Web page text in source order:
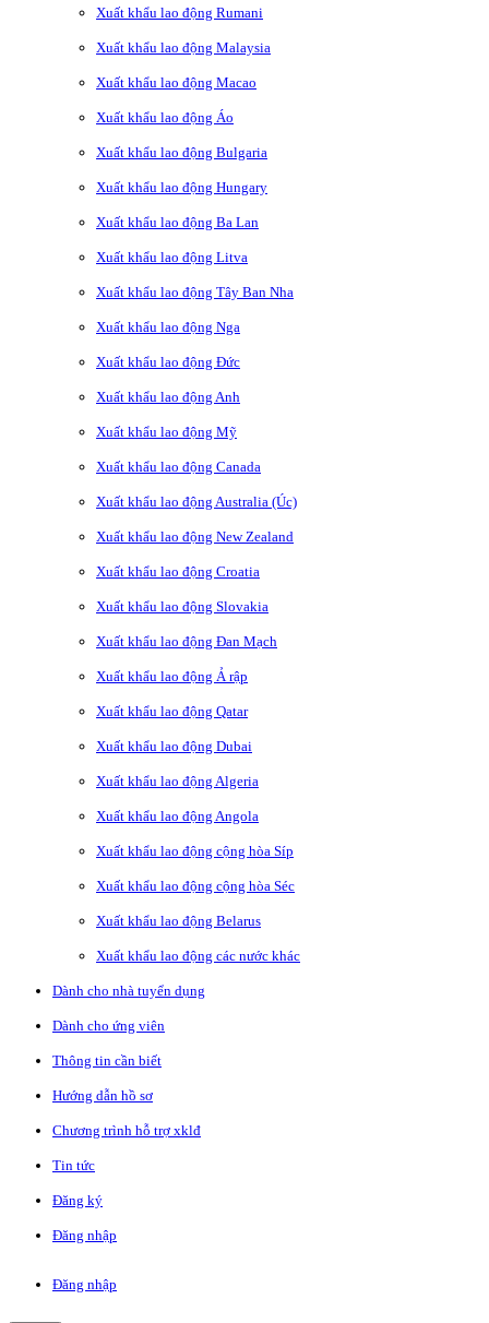
Xuất khẩu lao động Rumani
Xuất khẩu lao động Malaysia
Xuất khẩu lao động Macao
Xuất khẩu lao động Áo
Xuất khẩu lao động Bulgaria
Xuất khẩu lao động Hungary
Xuất khẩu lao động Ba Lan
Xuất khẩu lao động Litva
Xuất khẩu lao động Tây Ban Nha
Xuất khẩu lao động Nga
Xuất khẩu lao động Đức
Xuất khẩu lao động Anh
Xuất khẩu lao động Mỹ
Xuất khẩu lao động Canada
Xuất khẩu lao động Australia (Úc)
Xuất khẩu lao động New Zealand
Xuất khẩu lao động Croatia
Xuất khẩu lao động Slovakia
Xuất khẩu lao động Đan Mạch
Xuất khẩu lao động Ả rập
Xuất khẩu lao động Qatar
Xuất khẩu lao động Dubai
Xuất khẩu lao động Algeria
Xuất khẩu lao động Angola
Xuất khẩu lao động cộng hòa Síp
Xuất khẩu lao động cộng hòa Séc
Xuất khẩu lao động Belarus
Xuất khẩu lao động các nước khác
Dành cho nhà tuyển dụng
Dành cho ứng viên
Thông tin cần biết
Hướng dẫn hồ sơ
Chương trình hỗ trợ xklđ
Tin tức
Đăng ký
Đăng nhập
Đăng nhập